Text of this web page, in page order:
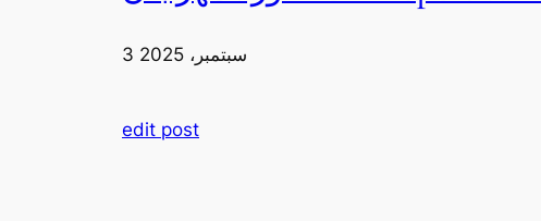
3 سبتمبر، 2025
edit post